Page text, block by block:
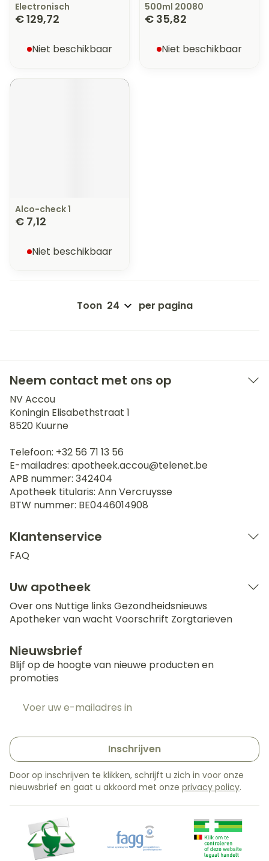
Electronisch
€ 129,72
Niet beschikbaar
500ml 20080
€ 35,82
Niet beschikbaar
Alco-check 1
€ 7,12
Niet beschikbaar
Toon per pagina
Neem contact met ons op
NV Accou
Koningin Elisabethstraat 1
8520 Kuurne
Telefoon: +32 56 71 13 56
E-mailadres: apotheek.accou@telenet.be
APB nummer: 342404
Apotheek titularis: Ann Vercruysse
BTW nummer: BE0446014908
Klantenservice
FAQ
Uw apotheek
Over ons Nuttige links Gezondheidsnieuws
Apotheker van wacht Voorschrift Zorgtarieven
Nieuwsbrief
Blijf op de hoogte van nieuwe producten en
promoties
Inschrijven
Door op inschrijven te klikken, schrijft u zich in voor onze
nieuwsbrief en gaat u akkoord met onze privacy policy.